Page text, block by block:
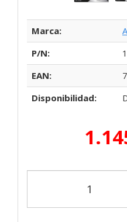
Marca:
P/N:
EAN:
Disponibilidad: